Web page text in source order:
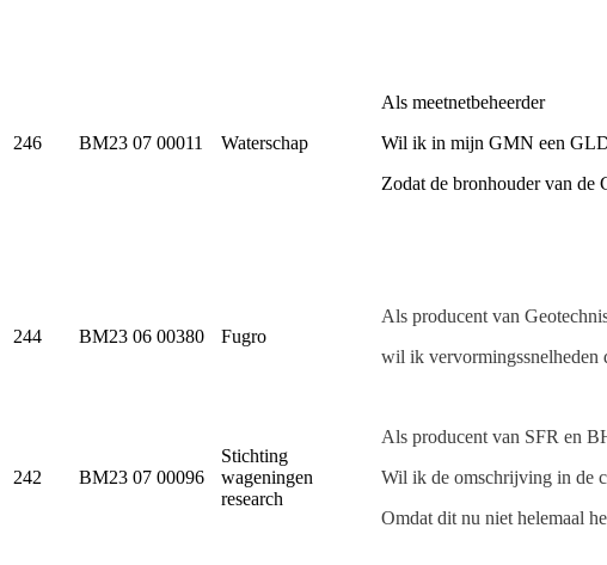
246 BM23 07 00011 Waterschap
Als meetnetbeheerder
Wil ik in mijn GMN een GLD
Zodat de bronhouder van
244 BM23 06 00380 Fugro
Als producent van
wil ik vervormingssnelheden
242 BM23 07 00096
Stichting
wageningen
research
Als producent van SFR en
Wil ik de omschrijving in de
Omdat dit nu niet helemaal